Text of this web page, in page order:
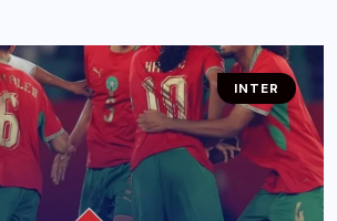
INTER